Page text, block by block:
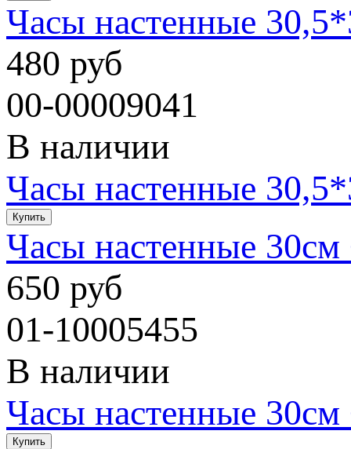
Часы настенные
480 руб
00-00009041
В наличии
Часы настенные
Часы настенные
650 руб
01-10005455
В наличии
Часы настенные